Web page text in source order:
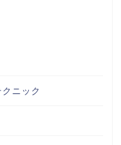
ニック